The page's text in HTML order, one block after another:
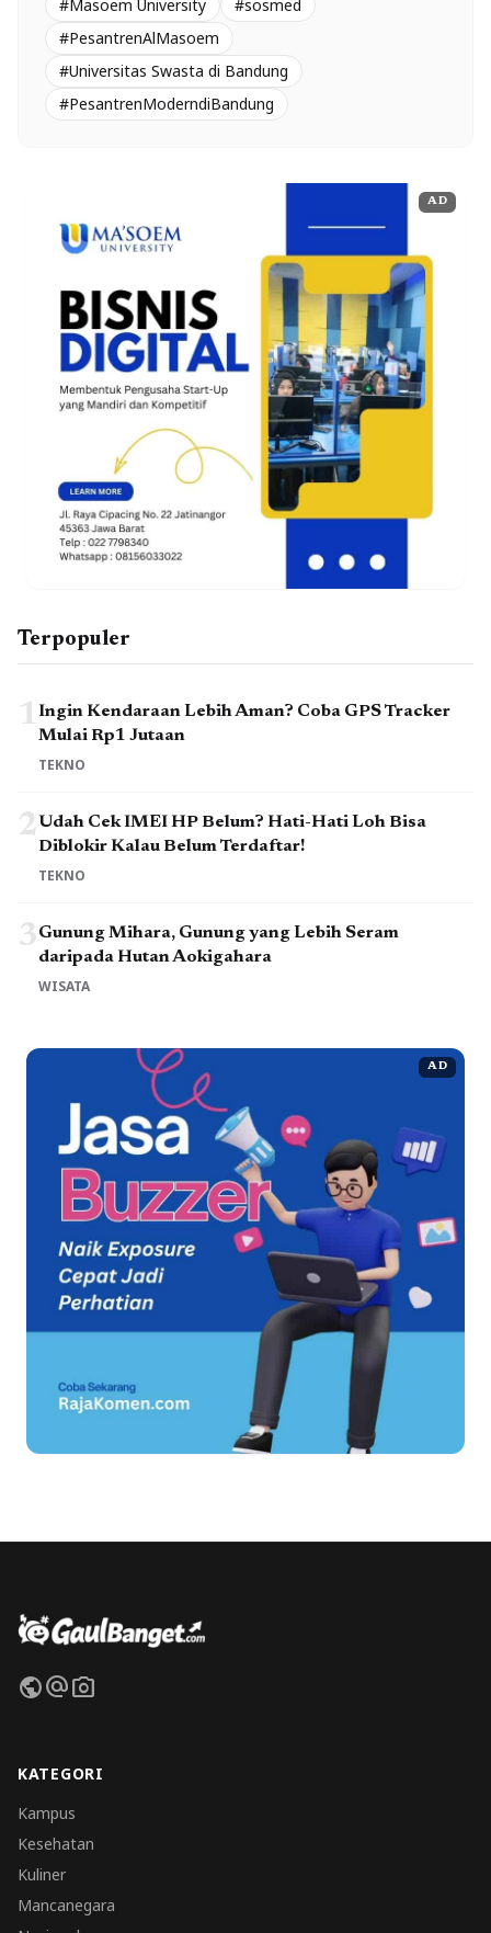
#Masoem University
#sosmed
#PesantrenAlMasoem
#Universitas Swasta di Bandung
#PesantrenModerndiBandung
AD
Terpopuler
1Ingin Kendaraan Lebih Aman? Coba GPS Tracker
Mulai Rp1 Jutaan
TEKNO
2Udah Cek IMEI HP Belum? Hati-Hati Loh Bisa
Diblokir Kalau Belum Terdaftar!
TEKNO
3Gunung Mihara, Gunung yang Lebih Seram
daripada Hutan Aokigahara
WISATA
AD
publicalternate_emailphoto_camera
KATEGORI
Kampus
Kesehatan
Kuliner
Mancanegara